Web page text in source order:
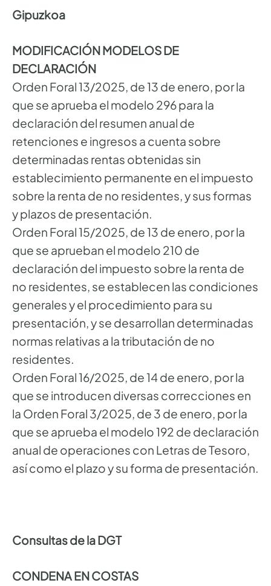
Gipuzkoa
MODIFICACIÓN MODELOS DE
DECLARACIÓN
Orden Foral 13/2025, de 13 de enero, por la
que se aprueba el modelo 296 para la
declaración del resumen anual de
retenciones e ingresos a cuenta sobre
determinadas rentas obtenidas sin
establecimiento permanente en el impuesto
sobre la renta de no residentes, y sus formas
y plazos de presentación.
Orden Foral 15/2025, de 13 de enero, por la
que se aprueban el modelo 210 de
declaración del impuesto sobre la renta de
no residentes, se establecen las condiciones
generales y el procedimiento para su
presentación, y se desarrollan determinadas
normas relativas a la tributación de no
residentes.
Orden Foral 16/2025, de 14 de enero, por la
que se introducen diversas correcciones en
la Orden Foral 3/2025, de 3 de enero, por la
que se aprueba el modelo 192 de declaración
anual de operaciones con Letras de Tesoro,
así como el plazo y su forma de presentación.
Consultas de la DGT
CONDENA EN COSTAS